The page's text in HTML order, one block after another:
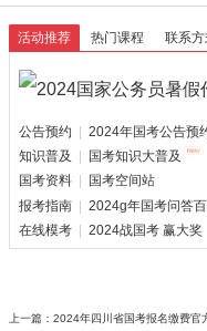
活动推荐 热门课程 联系方
公告预约
2024年国考公告预
知识普及
国考知识大普及
国考资料
国考空间站
报考指南
2024g年国考问答
在线模考
2024战国考 赢大奖
上一篇： 2024年四川省国考报名缴费官